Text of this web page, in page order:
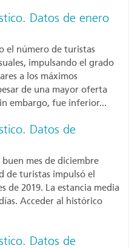
Datos de enero
el número de turistas
impulsando el grado
a los máximos
de una mayor oferta
embargo, fue inferior...
Datos de
buen mes de diciembre
de turistas impulsó el
de 2019. La estancia media
Acceder al histórico
Datos de